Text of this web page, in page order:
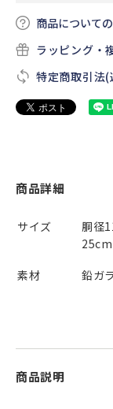
商品について
ラッピング・
特定商取引法
商品詳細
サイズ
胴径
素材
鉛ガ
商品説明